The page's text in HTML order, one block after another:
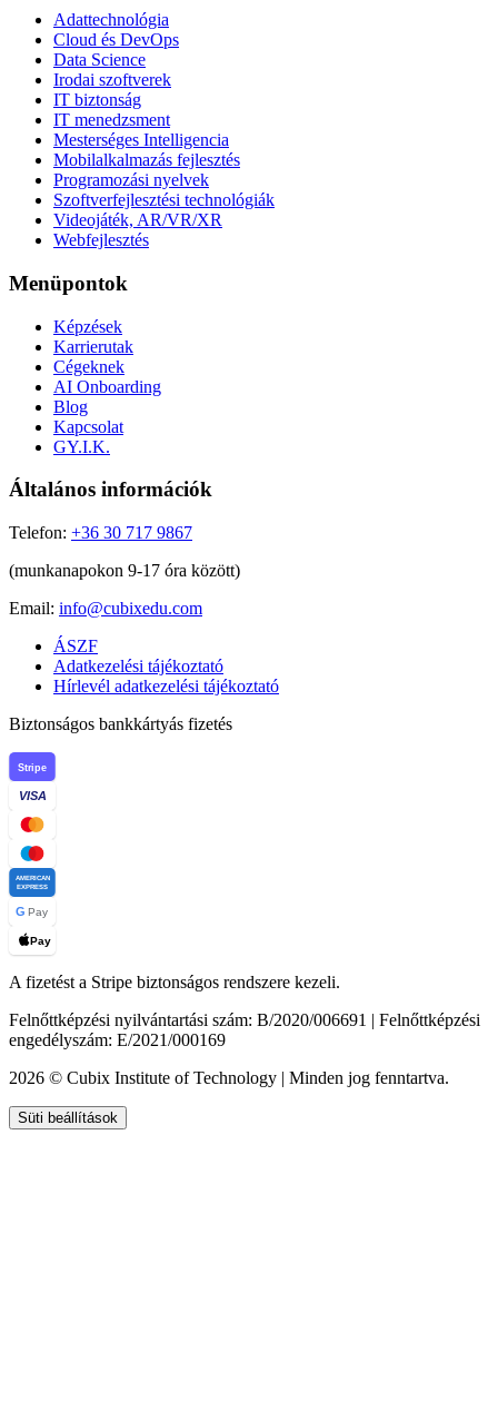
Adattechnológia
Cloud és DevOps
Data Science
Irodai szoftverek
IT biztonság
IT menedzsment
Mesterséges Intelligencia
Mobilalkalmazás fejlesztés
Programozási nyelvek
Szoftverfejlesztési technológiák
Videojáték, AR/VR/XR
Webfejlesztés
Menüpontok
Képzések
Karrierutak
Cégeknek
AI Onboarding
Blog
Kapcsolat
GY.I.K.
Általános információk
Telefon: +36 30 717 9867
(munkanapokon 9-17 óra között)
Email: info@cubixedu.com
ÁSZF
Adatkezelési tájékoztató
Hírlevél adatkezelési tájékoztató
Biztonságos bankkártyás fizetés
Stripe
VISA
AMERICAN
EXPRESS
G Pay
Pay
A fizetést a Stripe biztonságos rendszere kezeli.
Felnőttképzési nyilvántartási szám: B/2020/006691 | Felnőttképzési
engedélyszám: E/2021/000169
2026 © Cubix Institute of Technology | Minden jog fenntartva.
Süti beállítások